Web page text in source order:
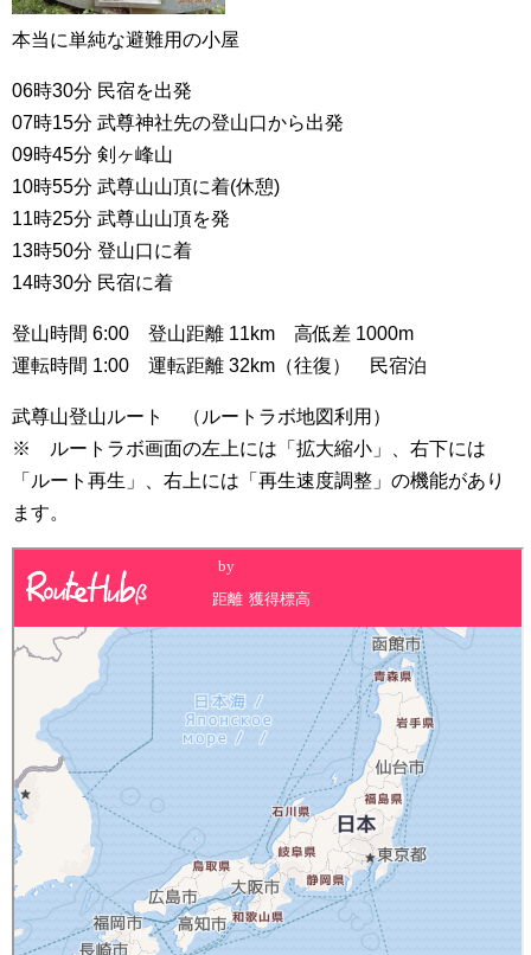
本当に単純な避難用の小屋
06時30分 民宿を出発
07時15分 武尊神社先の登山口から出発
09時45分 剣ヶ峰山
10時55分 武尊山山頂に着(休憩)
11時25分 武尊山山頂を発
13時50分 登山口に着
14時30分 民宿に着
登山時間 6:00 登山距離 11km 高低差 1000m
運転時間 1:00 運転距離 32km（往復） 民宿泊
武尊山登山ルート （ルートラボ地図利用）
※ ルートラボ画面の左上には「拡大縮小」、右下には
「ルート再生」、右上には「再生速度調整」の機能があり
ます。